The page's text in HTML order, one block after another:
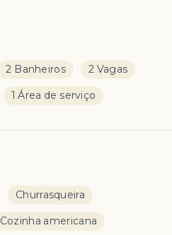
2 Banheiros 2 Vagas
1 Área de serviço
Churrasqueira
Cozinha americana